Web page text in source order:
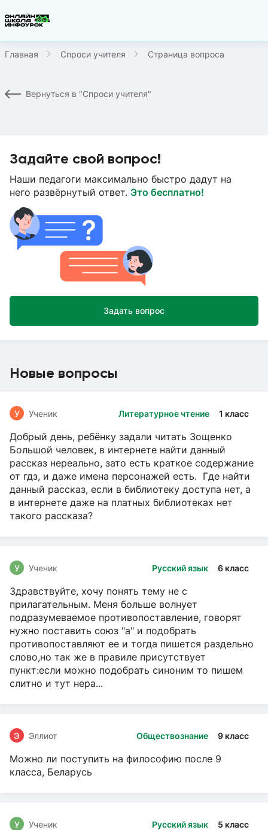
Главная Спроси учителя Страница вопроса
Вернуться в "Спроси учителя"
Задайте свой вопрос!
Наши педагоги максимально быстро дадут на
него развёрнутый ответ. Это бесплатно!
Задать вопрос
Новые вопросы
Литературное чтение 1 класс
У Ученик
Добрый день, ребёнку задали читать Зощенко
Большой человек, в интернете найти данный
рассказ нереально, зато есть краткое содержание
от гдз, и даже имена персонажей есть. Где найти
данный рассказ, если в библиотеку доступа нет, а
в интернете даже на платных библиотеках нет
такого рассказа?
Русский язык 6 класс
У Ученик
Здравствуйте, хочу понять тему не с
прилагательным. Меня больше волнует
подразумеваемое противопоставление, говорят
нужно поставить союз "а" и подобрать
противопоставляют ее и тогда пишется раздельно
слово,но так же в правиле присутствует
пункт:если можно подобрать синоним то пишем
слитно и тут нера...
Обществознание 9 класс
Э Эллиот
Можно ли поступить на философию после 9
класса, Беларусь
Русский язык 5 класс
У Ученик